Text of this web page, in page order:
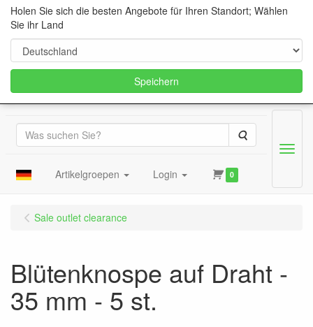
Suche
Artikelgroepen Login 0
Menu
Sale outlet clearance
Blütenknospe auf Draht -
35 mm - 5 st.
Holen Sie sich die besten Angebote für Ihren Standort; Wählen
Sie ihr Land
Speichern